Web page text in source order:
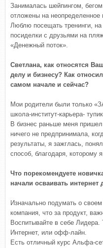
Занималась шейпингом,
отложены на неопределенное
Люблю посещать тренинги,
посиделки с друзьями на
«Денежный поток».
Светлана, как относятся
делу и бизнесу? Как
самом начале и сейчас?
Мои родители были только
школа-институт-карьера-
В бизнес раньше меня
ничего не предпринимала,
результаты, я зажглась,
способ, благодаря, которому
Что порекомендуете
начали осваивать
Изначально подумать о
компания, что за продукт,
Воспитывайте в себе Лидера.
Интернет, или офф-лайн.
Есть отличный курс Альфа-